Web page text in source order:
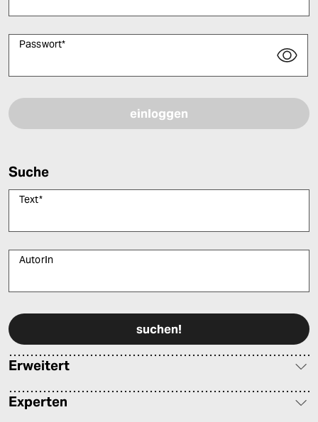
Passwort*
Suche
Text*
AutorIn
Erweitert
Experten